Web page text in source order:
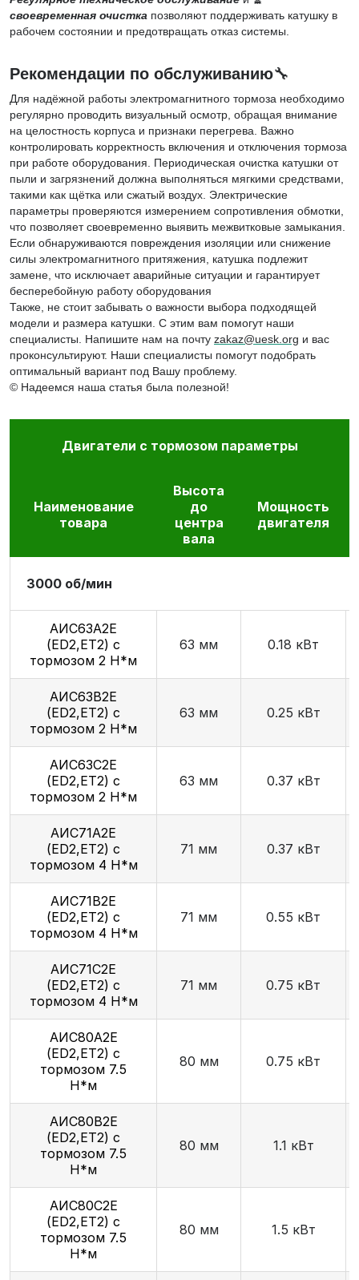
своевременная очистка позволяют поддерживать катушку в
рабочем состоянии и предотвращать отказ системы.
Рекомендации по обслуживанию🔧
Для надёжной работы электромагнитного тормоза необходимо
регулярно проводить визуальный осмотр, обращая внимание
на целостность корпуса и признаки перегрева. Важно
контролировать корректность включения и отключения тормоза
при работе оборудования. Периодическая очистка катушки от
пыли и загрязнений должна выполняться мягкими средствами,
такими как щётка или сжатый воздух. Электрические
параметры проверяются измерением сопротивления обмотки,
что позволяет своевременно выявить межвитковые замыкания.
Если обнаруживаются повреждения изоляции или снижение
силы электромагнитного притяжения, катушка подлежит
замене, что исключает аварийные ситуации и гарантирует
бесперебойную работу оборудования
Также, не стоит забывать о важности выбора подходящей
модели и размера катушки. С этим вам помогут наши
специалисты. Напишите нам на почту zakaz@uesk.org и вас
проконсультируют. Наши специалисты помогут подобрать
оптимальный вариант под Вашу проблему.
© Надеемся наша статья была полезной!
Двигатели с тормозом параметры
Наименование
товара
Высота
до
центра
вала
Мощность
двигателя
3000 об/мин
АИС63А2Е
(ED2,ET2) с
тормозом 2 Н*м
63 мм 0.18 кВт
АИС63В2Е
(ED2,ET2) с
тормозом 2 Н*м
63 мм 0.25 кВт
АИС63С2Е
(ED2,ET2) с
тормозом 2 Н*м
63 мм 0.37 кВт
АИС71А2Е
(ED2,ET2) с
тормозом 4 Н*м
71 мм 0.37 кВт
АИС71В2Е
(ED2,ET2) с
тормозом 4 Н*м
71 мм 0.55 кВт
АИС71С2Е
(ED2,ET2) с
тормозом 4 Н*м
71 мм 0.75 кВт
АИС80А2Е
(ED2,ET2) с
тормозом 7.5
Н*м
80 мм 0.75 кВт
АИС80В2Е
(ED2,ET2) с
тормозом 7.5
Н*м
80 мм 1.1 кВт
АИС80С2Е
(ED2,ET2) с
тормозом 7.5
Н*м
80 мм 1.5 кВт